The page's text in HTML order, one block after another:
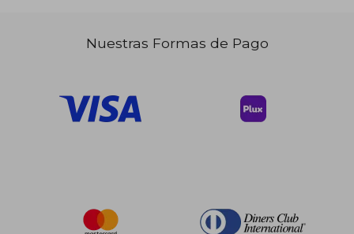
Nuestras Formas de Pago